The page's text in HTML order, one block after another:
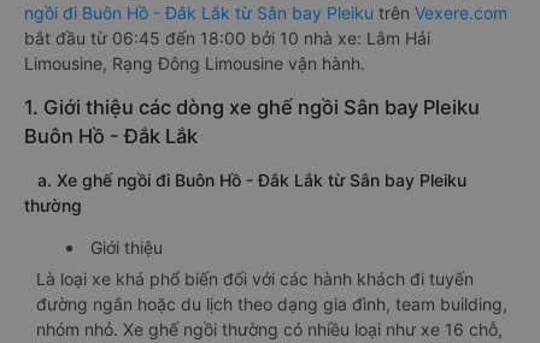
ngồi đi Buôn Hồ - Đắk Lắk từ Sân bay Pleiku trên Vexere.com
bắt đầu từ 06:45 đến 18:00 bởi 10 nhà xe: Lâm Hải
Limousine, Rạng Đông Limousine vận hành.
1. Giới thiệu các dòng xe ghế ngồi Sân bay Pleiku
Buôn Hồ - Đắk Lắk
a. Xe ghế ngồi đi Buôn Hồ - Đắk Lắk từ Sân bay Pleiku
thường
Giới thiệu
Là loại xe khá phổ biến đối với các hành khách đi tuyến
đường ngắn hoặc du lịch theo dạng gia đình, team building,
nhóm nhỏ. Xe ghế ngồi thường có nhiều loại như xe 16 chỗ,